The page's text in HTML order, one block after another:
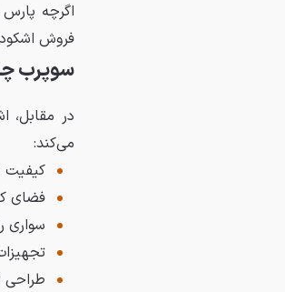
اگرچه
فروش
سوپرب
در مقابل،
می‌کند:
کیفیت
فضای
سواری
طراحی